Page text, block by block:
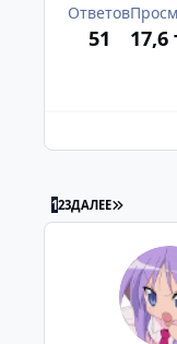
Ответов
51 17,6
123ДАЛЕЕ